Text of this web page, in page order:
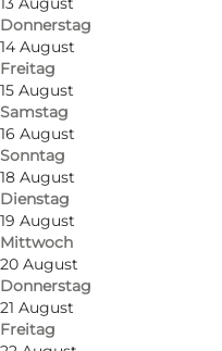
Donnerstag
14 August
Freitag
15 August
Samstag
16 August
Sonntag
18 August
Dienstag
19 August
Mittwoch
20 August
Donnerstag
21 August
Freitag
©SMYKBAR